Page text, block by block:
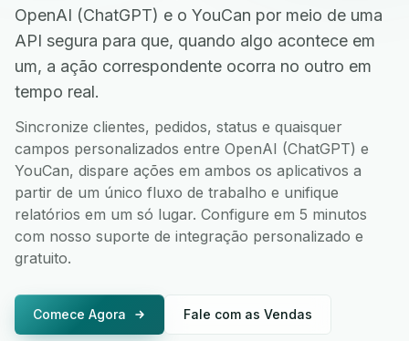
OpenAI (ChatGPT) e o YouCan por meio de uma
API segura para que, quando algo acontece em
um, a ação correspondente ocorra no outro em
tempo real.
Sincronize clientes, pedidos, status e quaisquer
campos personalizados entre OpenAI (ChatGPT) e
YouCan, dispare ações em ambos os aplicativos a
partir de um único fluxo de trabalho e unifique
relatórios em um só lugar. Configure em 5 minutos
com nosso suporte de integração personalizado e
gratuito.
Comece Agora Fale com as Vendas